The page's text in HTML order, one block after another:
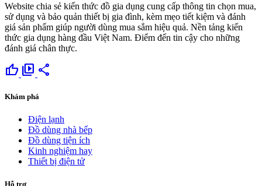
Website chia sẻ kiến thức đồ gia dụng cung cấp thông tin chọn mua,
sử dụng và bảo quản thiết bị gia đình, kèm mẹo tiết kiệm và đánh
giá sản phẩm giúp người dùng mua sắm hiệu quả. Nền tảng kiến
thức gia dụng hàng đầu Việt Nam. Điểm đến tin cậy cho những
đánh giá chân thực.
thumb_up video_library share
Khám phá
Điện lạnh
Đồ dùng nhà bếp
Đồ dùng tiện ích
Kinh nghiệm hay
Thiết bị điện tử
Hỗ trợ